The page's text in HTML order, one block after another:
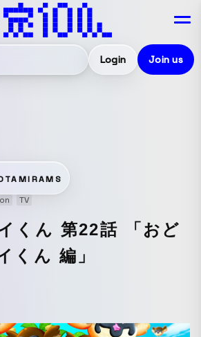
Login Join us
TV
くん 第22話 「おど
くん 編」